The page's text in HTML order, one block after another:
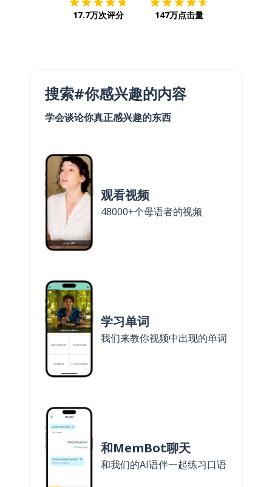
17.7万次评分 147万点击量
搜索#你感兴趣的内容
学会谈论你真正感兴趣的东西
观看视频
48000+个母语者的视频
学习单词
我们来教你视频中出现的单词
和MemBot聊天
和我们的AI语伴一起练习口语